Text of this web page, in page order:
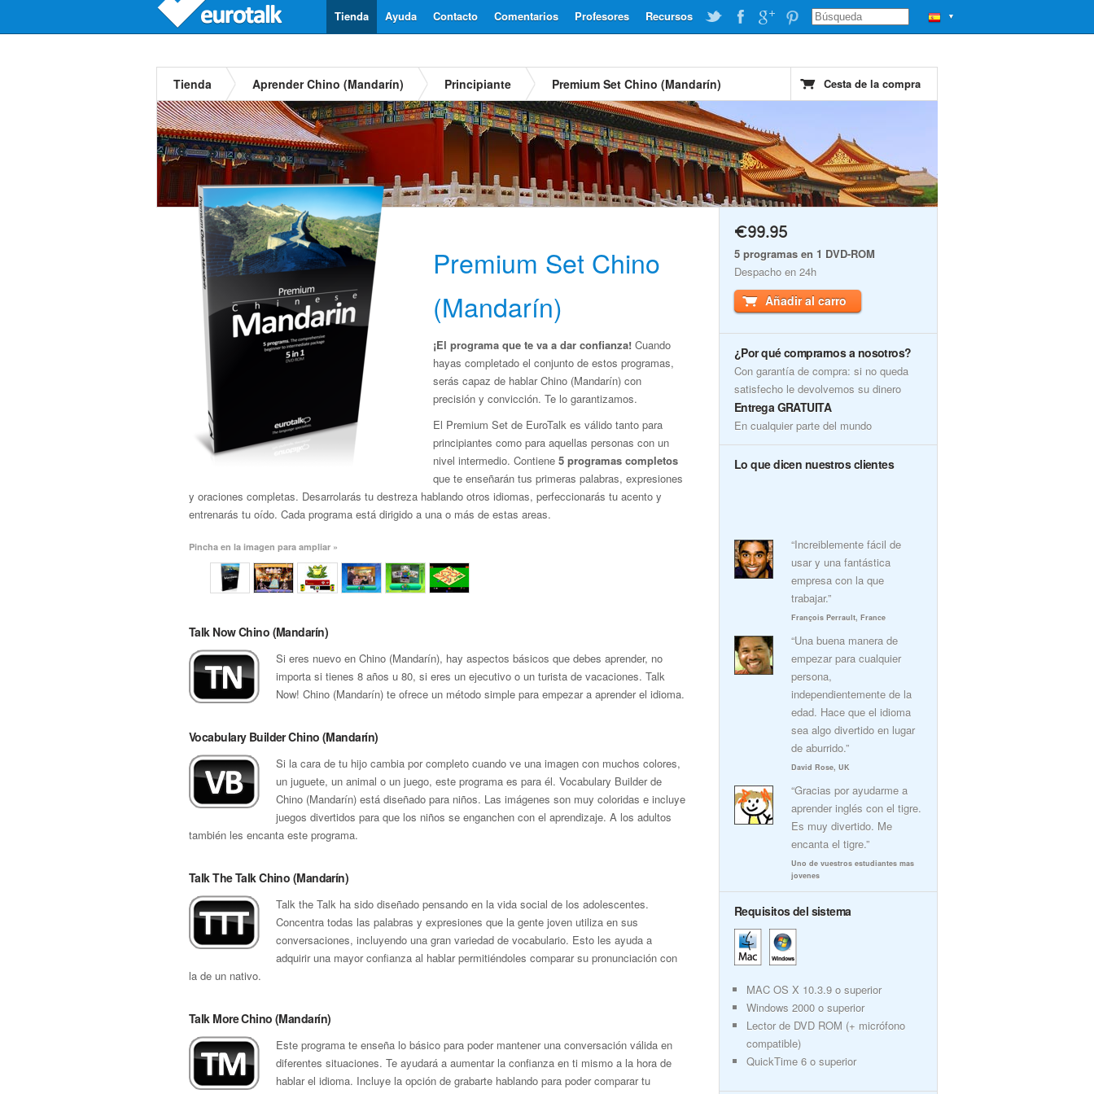
▼
Recursos
Profesores
Comentarios
Contacto
Ayuda
Tienda
Tienda Aprender Chino (Mandarín) Principiante Premium Set Chino (Mandarín) Cesta de la compra
Premium Set Chino
(Mandarín)
¡El programa que te va a dar confianza! Cuando
hayas completado el conjunto de estos programas,
serás capaz de hablar Chino (Mandarín) con
precisión y convicción. Te lo garantizamos.
El Premium Set de EuroTalk es válido tanto para
principiantes como para aquellas personas con un
nivel intermedio. Contiene 5 programas completos
que te enseñarán tus primeras palabras, expresiones
y oraciones completas. Desarrolarás tu destreza hablando otros idiomas, perfeccionarás tu acento y
entrenarás tu oído. Cada programa está dirigido a una o más de estas areas.
Pincha en la imagen para ampliar »
Talk Now Chino (Mandarín)
Si eres nuevo en Chino (Mandarín), hay aspectos básicos que debes aprender, no
importa si tienes 8 años u 80, si eres un ejecutivo o un turista de vacaciones. Talk
Now! Chino (Mandarín) te ofrece un método simple para empezar a aprender el idioma.
Vocabulary Builder Chino (Mandarín)
Si la cara de tu hijo cambia por completo cuando ve una imagen con muchos colores,
un juguete, un animal o un juego, este programa es para él. Vocabulary Builder de
Chino (Mandarín) está diseñado para niños. Las imágenes son muy coloridas e incluye
juegos divertidos para que los niños se enganchen con el aprendizaje. A los adultos
también les encanta este programa.
Talk The Talk Chino (Mandarín)
Talk the Talk ha sido diseñado pensando en la vida social de los adolescentes.
Concentra todas las palabras y expresiones que la gente joven utiliza en sus
conversaciones, incluyendo una gran variedad de vocabulario. Esto les ayuda a
adquirir una mayor confianza al hablar permitiéndoles comparar su pronunciación con
la de un nativo.
Talk More Chino (Mandarín)
Este programa te enseña lo básico para poder mantener una conversación válida en
diferentes situaciones. Te ayudará a aumentar la confianza en ti mismo a la hora de
hablar el idioma. Incluye la opción de grabarte hablando para poder comparar tu
€99.95
5 programas en 1 DVD-ROM
Despacho en 24h
Añadir al carro
¿Por qué comprarnos a nosotros?
Con garantía de compra: si no queda
satisfecho le devolvemos su dinero
Entrega GRATUITA
En cualquier parte del mundo
Lo que dicen nuestros clientes
“Increiblemente fácil de
usar y una fantástica
empresa con la que
trabajar.”
François Perrault, France
“Una buena manera de
empezar para cualquier
persona,
independientemente de la
edad. Hace que el idioma
sea algo divertido en lugar
de aburrido.”
David Rose, UK
“Gracias por ayudarme a
aprender inglés con el tigre.
Es muy divertido. Me
encanta el tigre.”
Uno de vuestros estudiantes mas
jovenes
Requisitos del sistema
MAC OS X 10.3.9 o superior
Windows 2000 o superior
Lector de DVD ROM (+ micrófono
compatible)
QuickTime 6 o superior